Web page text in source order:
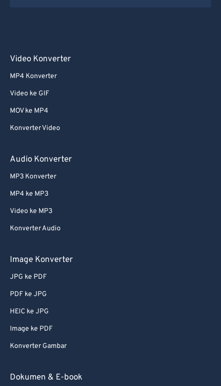
Video Konverter
MP4 Konverter
Video ke GIF
MOV ke MP4
Konverter Video
Audio Konverter
MP3 Konverter
MP4 ke MP3
Video ke MP3
Konverter Audio
Image Konverter
JPG ke PDF
PDF ke JPG
HEIC ke JPG
Image ke PDF
Konverter Gambar
Dokumen & E-book